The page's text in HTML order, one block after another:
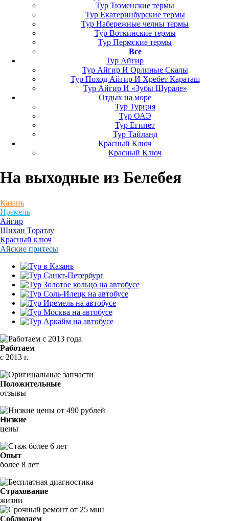
Тур Тюменские термы
Тур Екатеринбурские термы
Тур Набережные челны термы
Тур Воткинские термы
Тур Пермские термы
Все
Тур Айгир
Тур Айгир И Орлиные Скалы
Тур Поход Айгир И Хребет Караташ
Тур Айгир И «Зубы Шурале»
Отдых на море
Тур Турция
Тур ОАЭ
Тур Египет
Тур Тайланд
Красный Ключ
Красный Ключ
На выходные из Белебея
Казань
Иремель
Айгир
Шихан Торатау
Красный ключ
Айские притесы
Работаем
с 2013 г.
Положительные
отзывы
Низкие
цены
Опыт
более 8 лет
Страхование
жизни
Соблюдаем